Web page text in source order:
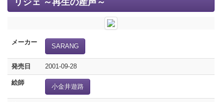
リジェ ～再生の産声～
メーカー
SARANG
発売日 2001-09-28
絵師
小金井遊路